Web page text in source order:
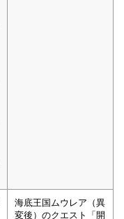
海底王国ムウレア（異
変後）のクエスト「開